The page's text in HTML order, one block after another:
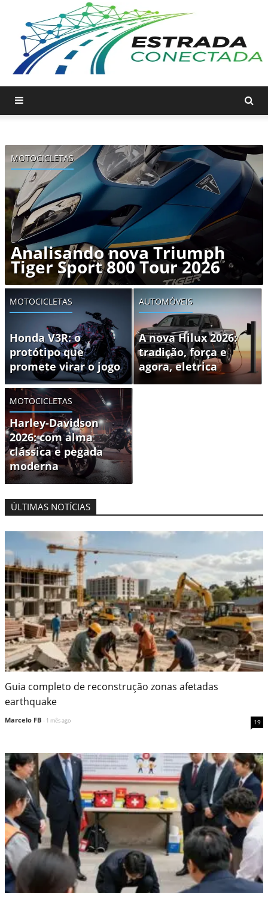
O Melhor Conteúdo Automotivo Está na Estrada Conectada! -
MOTOCICLETAS
Analisando nova Triumph
Tiger Sport 800 Tour 2026
MOTOCICLETAS
Honda V3R: o
protótipo que
promete virar o jogo
AUTOMÓVEIS
A nova Hilux 2026:
tradição, força e
agora, eletrica
MOTOCICLETAS
Harley-Davidson
2026: com alma
clássica e pegada
moderna
ÚLTIMAS NOTÍCIAS
Guia completo de reconstrução zonas afetadas
earthquake
Marcelo FB - 1 mês ago 19